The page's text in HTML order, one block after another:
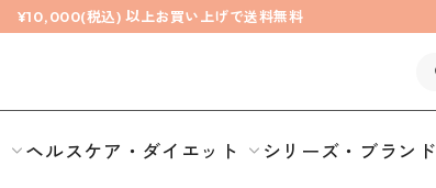
¥10,000(税込) 以上お買い上げで送料無料
ヘルスケア・ダイエット シリーズ・ブランド